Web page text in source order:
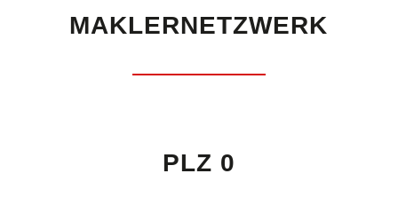
MAKLERNETZWERK
PLZ 0